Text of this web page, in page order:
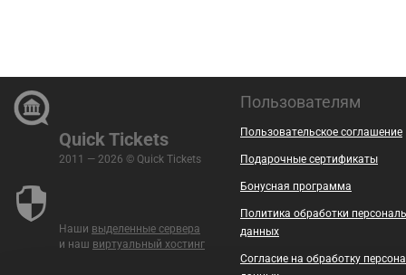
Quick Tickets
2011 — 2026 © Quick Tickets
Наши выделенные сервера
и наш виртуальный хостинг
Пользователям
Пользовательское соглашение
Подарочные сертификаты
Бонусная программа
Политика обработки
данных
Согласие на обработку